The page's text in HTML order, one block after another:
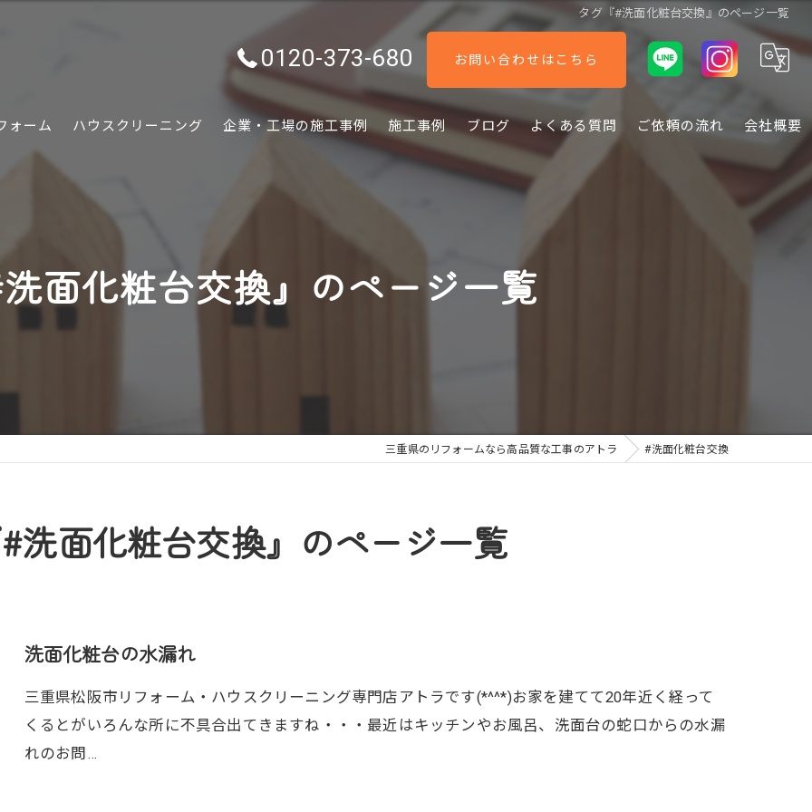
タグ『#洗面化粧台交換』のページ一覧
0120-373-680 お問い合わせはこちら
ォーム ハウスクリーニング 企業・工場の施工事例 施工事例 ブログ よくある質問 ご依頼の流れ 会社概要
面化粧台交換』のページ一覧
三重県のリフォームなら高品質な工事のアトラ #洗面化粧台交換
洗面化粧台交換』のページ一覧
洗面化粧台の水漏れ
三重県松阪市リフォーム・ハウスクリーニング専門店アトラです(*^^*)お家を建てて20年近く経って
くるとがいろんな所に不具合出てきますね・・・最近はキッチンやお風呂、洗面台の蛇口からの水漏
れのお問…